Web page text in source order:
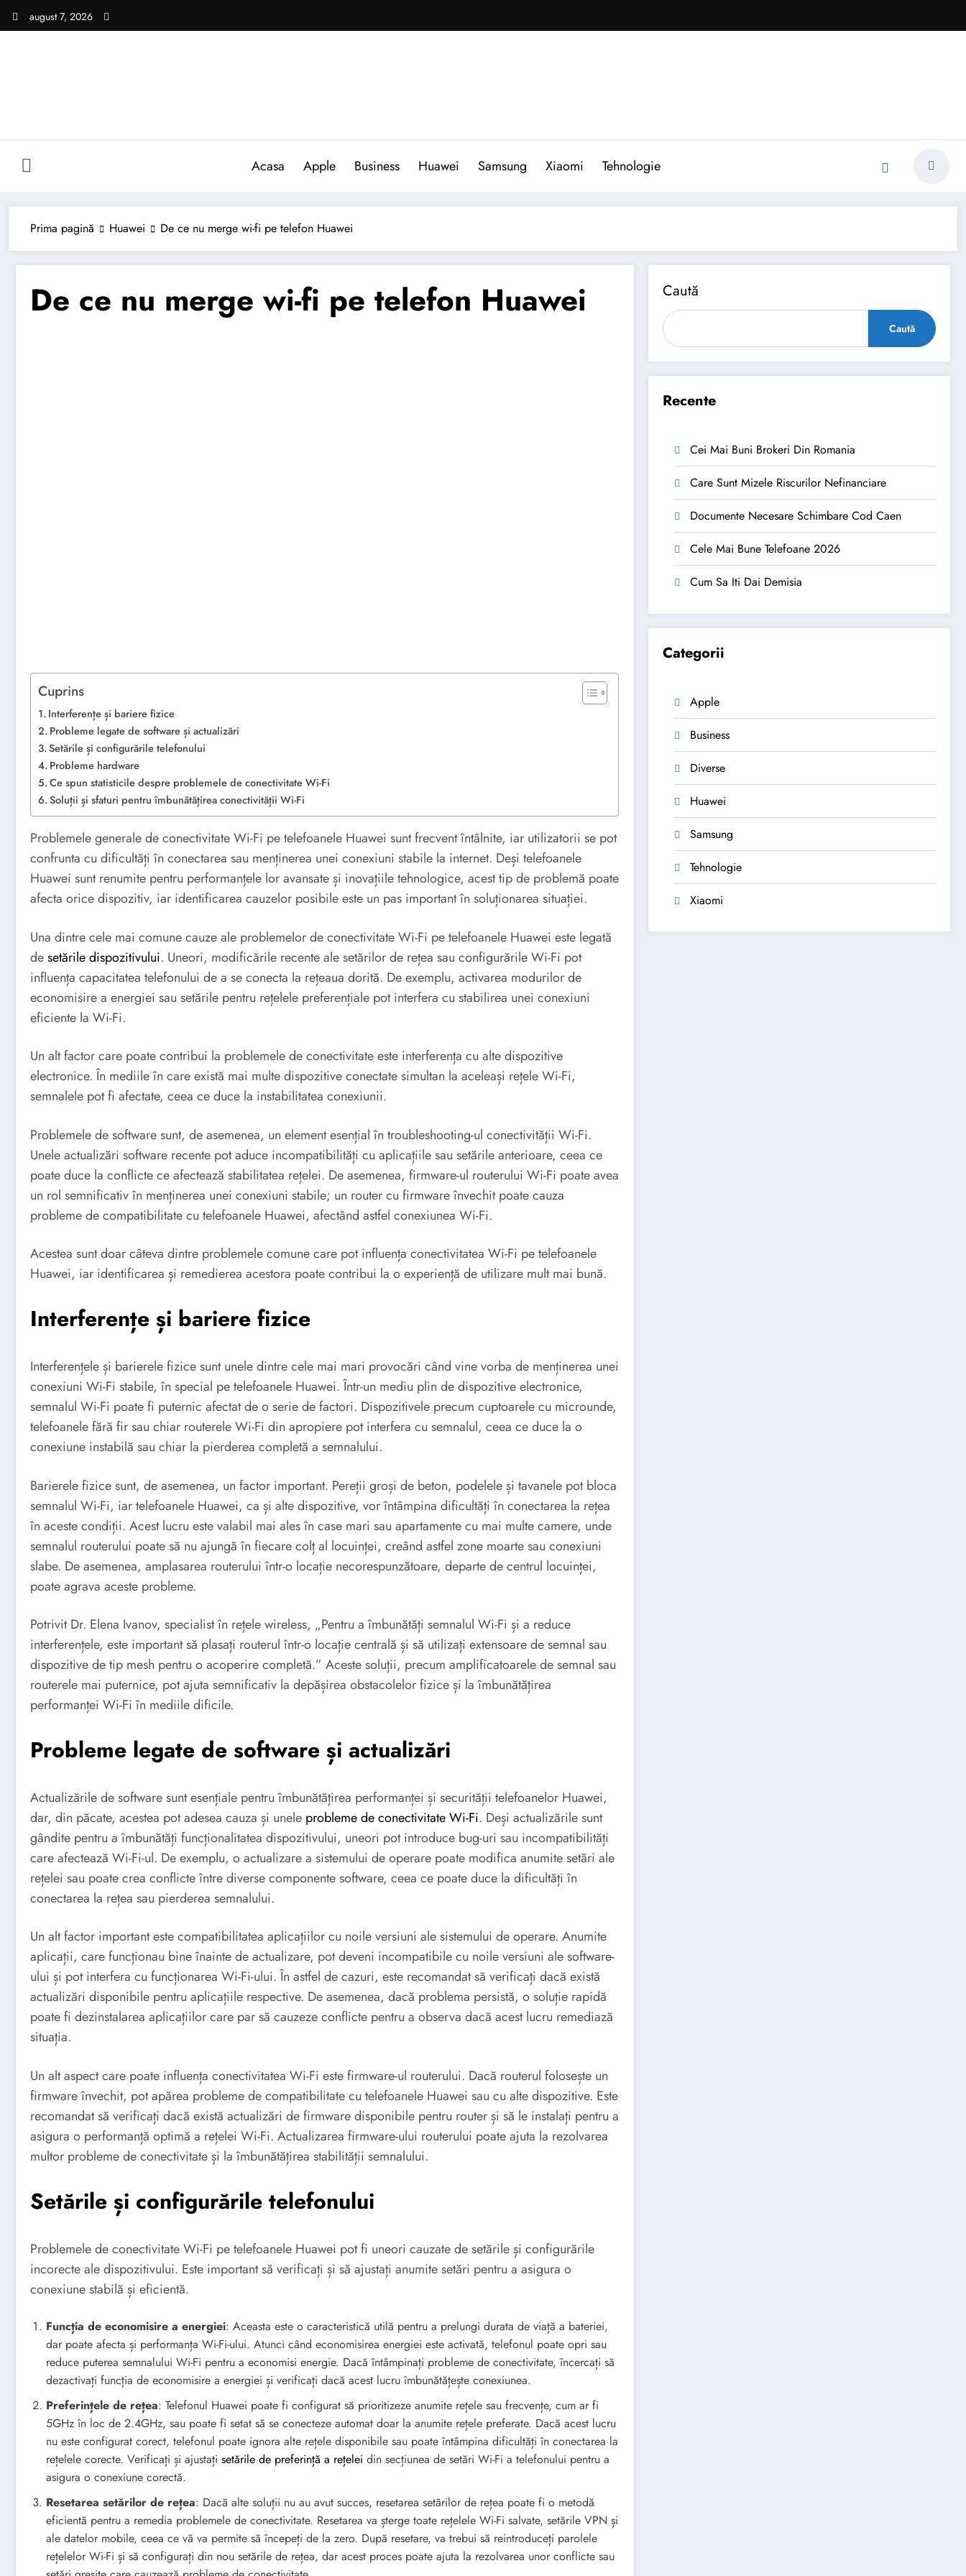
august 7, 2026
Acasa Apple Business Huawei Samsung Xiaomi Tehnologie
Prima pagină Huawei De ce nu merge wi-fi pe telefon Huawei
De ce nu merge wi-fi pe telefon Huawei
Cuprins
Interferențe și bariere fizice
Probleme legate de software și actualizări
Setările și configurările telefonului
Probleme hardware
Ce spun statisticile despre problemele de conectivitate Wi-Fi
Soluții și sfaturi pentru îmbunătățirea conectivității Wi-Fi
Problemele generale de conectivitate Wi-Fi pe telefoanele Huawei sunt frecvent întâlnite, iar utilizatorii se pot
confrunta cu dificultăți în conectarea sau menținerea unei conexiuni stabile la internet. Deși telefoanele
Huawei sunt renumite pentru performanțele lor avansate și inovațiile tehnologice, acest tip de problemă poate
afecta orice dispozitiv, iar identificarea cauzelor posibile este un pas important în soluționarea situației.
Una dintre cele mai comune cauze ale problemelor de conectivitate Wi-Fi pe telefoanele Huawei este legată
desetările dispozitivului. Uneori, modificările recente ale setărilor de rețea sau configurările Wi-Fi pot
influența capacitatea telefonului de a se conecta la rețeaua dorită. De exemplu, activarea modurilor de
economisire a energiei sau setările pentru rețelele preferențiale pot interfera cu stabilirea unei conexiuni
eficiente la Wi-Fi.
Un alt factor care poate contribui la problemele de conectivitate este interferența cu alte dispozitive
electronice. În mediile în care există mai multe dispozitive conectate simultan la aceleași rețele Wi-Fi,
semnalele pot fi afectate, ceea ce duce la instabilitatea conexiunii.
Problemele de software sunt, de asemenea, un element esențial în troubleshooting-ul conectivității Wi-Fi.
Unele actualizări software recente pot aduce incompatibilități cu aplicațiile sau setările anterioare, ceea ce
poate duce la conflicte ce afectează stabilitatea rețelei. De asemenea, firmware-ul routerului Wi-Fi poate avea
un rol semnificativ în menținerea unei conexiuni stabile; un router cu firmware învechit poate cauza
probleme de compatibilitate cu telefoanele Huawei, afectând astfel conexiunea Wi-Fi.
Acestea sunt doar câteva dintre problemele comune care pot influența conectivitatea Wi-Fi pe telefoanele
Huawei, iar identificarea și remedierea acestora poate contribui la o experiență de utilizare mult mai bună.
Interferențe și bariere fizice
Interferențele și barierele fizice sunt unele dintre cele mai mari provocări când vine vorba de menținerea unei
conexiuni Wi-Fi stabile, în special pe telefoanele Huawei. Într-un mediu plin de dispozitive electronice,
semnalul Wi-Fi poate fi puternic afectat de o serie de factori. Dispozitivele precum cuptoarele cu microunde,
telefoanele fără fir sau chiar routerele Wi-Fi din apropiere pot interfera cu semnalul, ceea ce duce la o
conexiune instabilă sau chiar la pierderea completă a semnalului.
Barierele fizice sunt, de asemenea, un factor important. Pereții groși de beton, podelele și tavanele pot bloca
semnalul Wi-Fi, iar telefoanele Huawei, ca și alte dispozitive, vor întâmpina dificultăți în conectarea la rețea
în aceste condiții. Acest lucru este valabil mai ales în case mari sau apartamente cu mai multe camere, unde
semnalul routerului poate să nu ajungă în fiecare colț al locuinței, creând astfel zone moarte sau conexiuni
slabe. De asemenea, amplasarea routerului într-o locație necorespunzătoare, departe de centrul locuinței,
poate agrava aceste probleme.
Potrivit Dr. Elena Ivanov, specialist în rețele wireless, „Pentru a îmbunătăți semnalul Wi-Fi și a reduce
interferențele, este important să plasați routerul într-o locație centrală și să utilizați extensoare de semnal sau
dispozitive de tip mesh pentru o acoperire completă.” Aceste soluții, precum amplificatoarele de semnal sau
routerele mai puternice, pot ajuta semnificativ la depășirea obstacolelor fizice și la îmbunătățirea
performanței Wi-Fi în mediile dificile.
Probleme legate de software și actualizări
Actualizările de software sunt esențiale pentru îmbunătățirea performanței și securității telefoanelor Huawei,
dar, din păcate, acestea pot adesea cauza și unele probleme de conectivitate Wi-Fi. Deși actualizările sunt
gândite pentru a îmbunătăți funcționalitatea dispozitivului, uneori pot introduce bug-uri sau incompatibilități
care afectează Wi-Fi-ul. De exemplu, o actualizare a sistemului de operare poate modifica anumite setări ale
rețelei sau poate crea conflicte între diverse componente software, ceea ce poate duce la dificultăți în
conectarea la rețea sau pierderea semnalului.
Un alt factor important este compatibilitatea aplicațiilor cu noile versiuni ale sistemului de operare. Anumite
aplicații, care funcționau bine înainte de actualizare, pot deveni incompatibile cu noile versiuni ale software-
ului și pot interfera cu funcționarea Wi-Fi-ului. În astfel de cazuri, este recomandat să verificați dacă există
actualizări disponibile pentru aplicațiile respective. De asemenea, dacă problema persistă, o soluție rapidă
poate fi dezinstalarea aplicațiilor care par să cauzeze conflicte pentru a observa dacă acest lucru remediază
situația.
Un alt aspect care poate influența conectivitatea Wi-Fi este firmware-ul routerului. Dacă routerul folosește un
firmware învechit, pot apărea probleme de compatibilitate cu telefoanele Huawei sau cu alte dispozitive. Este
recomandat să verificați dacă există actualizări de firmware disponibile pentru router și să le instalați pentru a
asigura o performanță optimă a rețelei Wi-Fi. Actualizarea firmware-ului routerului poate ajuta la rezolvarea
multor probleme de conectivitate și la îmbunătățirea stabilității semnalului.
Setările și configurările telefonului
Problemele de conectivitate Wi-Fi pe telefoanele Huawei pot fi uneori cauzate de setările și configurările
incorecte ale dispozitivului. Este important să verificați și să ajustați anumite setări pentru a asigura o
conexiune stabilă și eficientă.
Funcția de economisire a energiei: Aceasta este o caracteristică utilă pentru a prelungi durata de viață a bateriei,
dar poate afecta și performanța Wi-Fi-ului. Atunci când economisirea energiei este activată, telefonul poate opri sau
reduce puterea semnalului Wi-Fi pentru a economisi energie. Dacă întâmpinați probleme de conectivitate, încercați să
dezactivați funcția de economisire a energiei și verificați dacă acest lucru îmbunătățește conexiunea.
Preferințele de rețea: Telefonul Huawei poate fi configurat să prioritizeze anumite rețele sau frecvențe, cum ar fi
5GHz în loc de 2.4GHz, sau poate fi setat să se conecteze automat doar la anumite rețele preferate. Dacă acest lucru
nu este configurat corect, telefonul poate ignora alte rețele disponibile sau poate întâmpina dificultăți în conectarea la
rețelele corecte. Verificați și ajustați setările de preferință a rețelei din secțiunea de setări Wi-Fi a telefonului pentru a
asigura o conexiune corectă.
Resetarea setărilor de rețea: Dacă alte soluții nu au avut succes, resetarea setărilor de rețea poate fi o metodă
eficientă pentru a remedia problemele de conectivitate. Resetarea va șterge toate rețelele Wi-Fi salvate, setările VPN și
ale datelor mobile, ceea ce vă va permite să începeți de la zero. După resetare, va trebui să reintroduceți parolele
rețelelor Wi-Fi și să configurați din nou setările de rețea, dar acest proces poate ajuta la rezolvarea unor conflicte sau
Caută
Caută
Recente
Cei Mai Buni Brokeri Din Romania
Care Sunt Mizele Riscurilor Nefinanciare
Documente Necesare Schimbare Cod Caen
Cele Mai Bune Telefoane 2026
Cum Sa Iti Dai Demisia
Categorii
Apple
Business
Diverse
Huawei
Samsung
Tehnologie
Xiaomi